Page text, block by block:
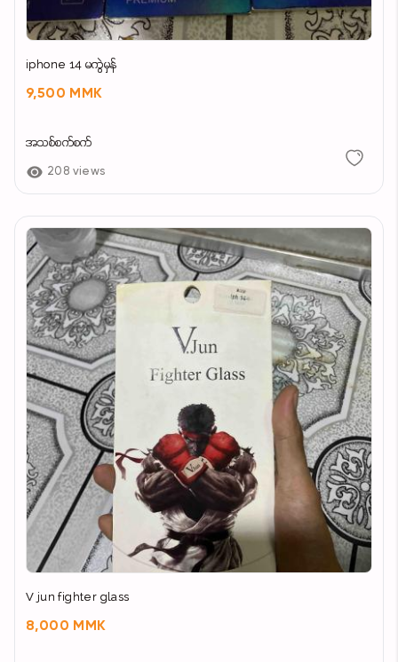
iphone 14 မကွဲမှန်
9,500 MMK
အသစ်စက်စက်
208 views
V jun fighter glass
8,000 MMK